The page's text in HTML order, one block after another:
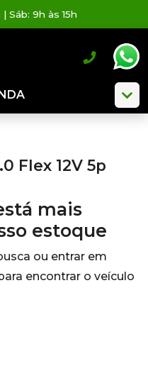
Sáb: 9h às 15h
Flex 12V 5p
mais
estoque
ou entrar em
encontrar o veículo